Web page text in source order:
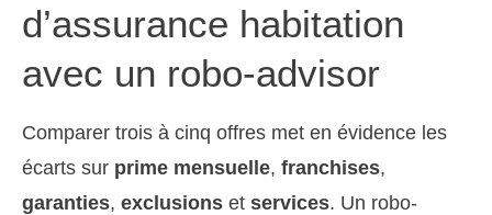
d’assurance habitation
avec un robo-advisor
Comparer trois à cinq offres met en évidence les
écarts sur prime mensuelle, franchises,
garanties, exclusions et services. Un robo-